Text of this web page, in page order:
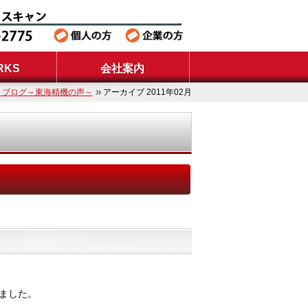
会社案内
ブログ～東海精機の声～ アーカイブ 2011年02月
した。